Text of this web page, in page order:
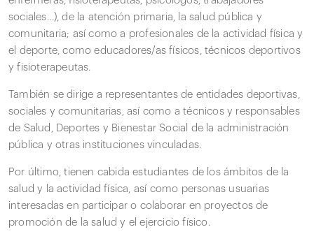
sociales…), de la atención primaria, la salud pública y
comunitaria; así como a profesionales de la actividad física y
el deporte, como educadores/as físicos, técnicos deportivos
y fisioterapeutas.
También se dirige a representantes de entidades deportivas,
sociales y comunitarias, así como a técnicos y responsables
de Salud, Deportes y Bienestar Social de la administración
pública y otras instituciones vinculadas.
Por último, tienen cabida estudiantes de los ámbitos de la
salud y la actividad física, así como personas usuarias
interesadas en participar o colaborar en proyectos de
promoción de la salud y el ejercicio físico.